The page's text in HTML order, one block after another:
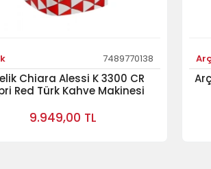
7489770138
Chiara Alessi K 3300 CR
Red Türk Kahve Makinesi
9.949,00 TL